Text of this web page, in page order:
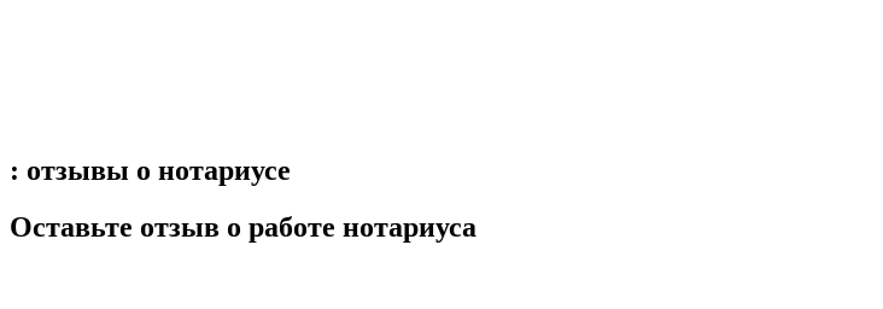
: отзывы о нотариусе
Оставьте отзыв о работе нотариуса